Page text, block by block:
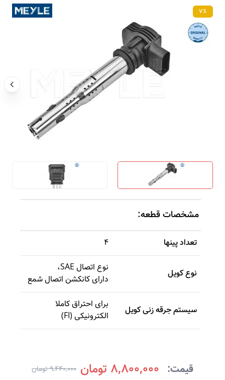
۷٪
مشخصات قطعه:
تعداد پینها 4
نوع کویل نوع اتصال SAE
،
دارای کانکشن اتصال شمع
سیستم جرقه زنی کویل
برای احتراق کاملا
الکترونیکی (FI)
قیمت: 8,800,000 تومان 9,440,000 تومان